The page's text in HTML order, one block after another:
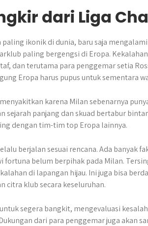
dari Liga
paling ikonik di dunia, baru saja
paling bergengsi di Eropa.
dan terutama para penggemar setia
Eropa harus pupus untuk sementara
karena Milan sebenarnya
sejarah panjang dan skuad bertabur
dengan tim-tim top Eropa lainnya.
berjalan sesuai rencana. Ada banyak
fortuna belum berpihak pada Milan.
di lapangan hijau. Ini juga bisa
citra klub secara keseluruhan.
segera bangkit, mengevaluasi
dari para penggemar juga akan